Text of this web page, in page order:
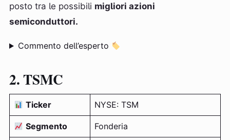
posto tra le possibili migliori azioni
semiconduttori.
Commento dell’esperto
2. TSMC
Ticker NYSE: TSM
Segmento Fonderia